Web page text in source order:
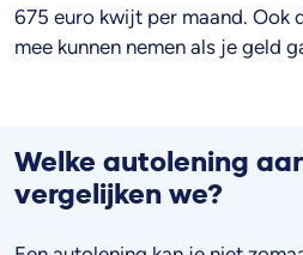
675 euro kwijt per maand. Ook
mee kunnen nemen als je geld
Welke autolening
vergelijken we?